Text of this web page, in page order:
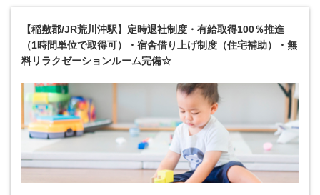
【稲敷郡/JR荒川沖駅】定時退社制度・有給取得100％推進
（1時間単位で取得可）・宿舎借り上げ制度（住宅補助）・無
料リラクゼーションルーム完備☆